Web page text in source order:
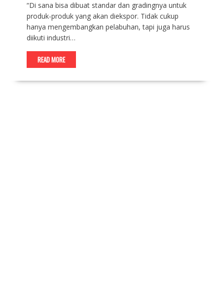
“Di sana bisa dibuat standar dan gradingnya untuk
produk-produk yang akan diekspor. Tidak cukup
hanya mengembangkan pelabuhan, tapi juga harus
diikuti industri…
READ MORE